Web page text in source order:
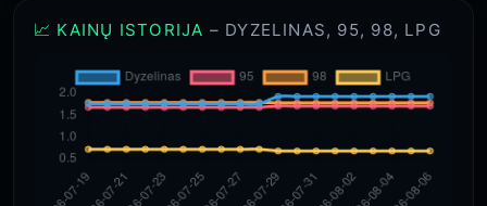
📈 KAINŲ ISTORIJA – DYZELINAS, 95, 98, LPG